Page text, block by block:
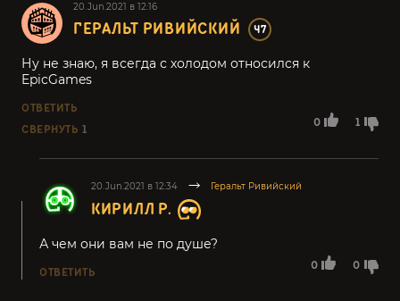
20.Jun.2021 в 12:16
ГЕРАЛЬТ РИВИЙСКИЙ 47
0 1
Ну не знаю, я всегда с холодом относился к
EpicGames
ОТВЕТИТЬ
СВЕРНУТЬ 1
20.Jun.2021 в 12:34 Геральт Ривийский
КИРИЛЛ Р.
0 0
А чем они вам не по душе?
ОТВЕТИТЬ